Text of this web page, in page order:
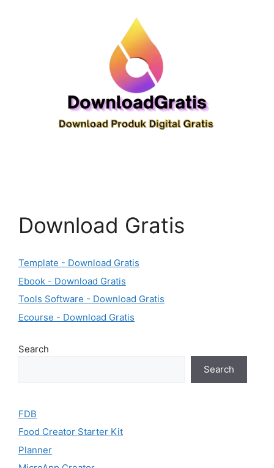
Download Gratis
Template - Download Gratis
Ebook - Download Gratis
Tools Software - Download Gratis
Ecourse - Download Gratis
Search
Search
FDB
Food Creator Starter Kit
Planner